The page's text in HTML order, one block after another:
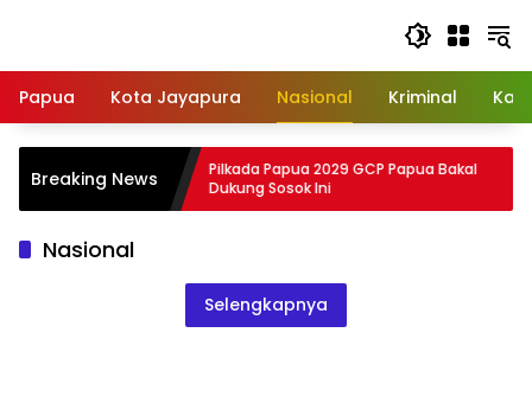
Papua
Kota Jayapura Nasional Kriminal
Breaking News
Ini
Pilkada Papua 2029 GCP Papua Bakal
Dukung Sosok Ini
Nasional
Selengkapnya